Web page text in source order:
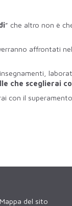
” che altro non è
affrontati
che sceglierai
con il
Mappa del sito